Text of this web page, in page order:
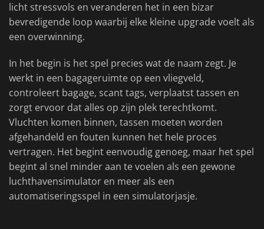
licht stressvols en veranderen het in een bizar
bevredigende loop waarbij elke kleine upgrade voelt als
een overwinning.
In het begin is het spel precies wat de naam zegt. Je
werkt in een bagageruimte op een vliegveld,
controleert bagage, scant tags, verplaatst tassen en
zorgt ervoor dat alles op zijn plek terechtkomt.
Vluchten komen binnen, tassen moeten worden
afgehandeld en fouten kunnen het hele proces
vertragen. Het begint eenvoudig genoeg, maar het spel
begint al snel minder aan te voelen als een gewone
luchthavensimulator en meer als een
automatiseringsspel in een simulatorjasje.